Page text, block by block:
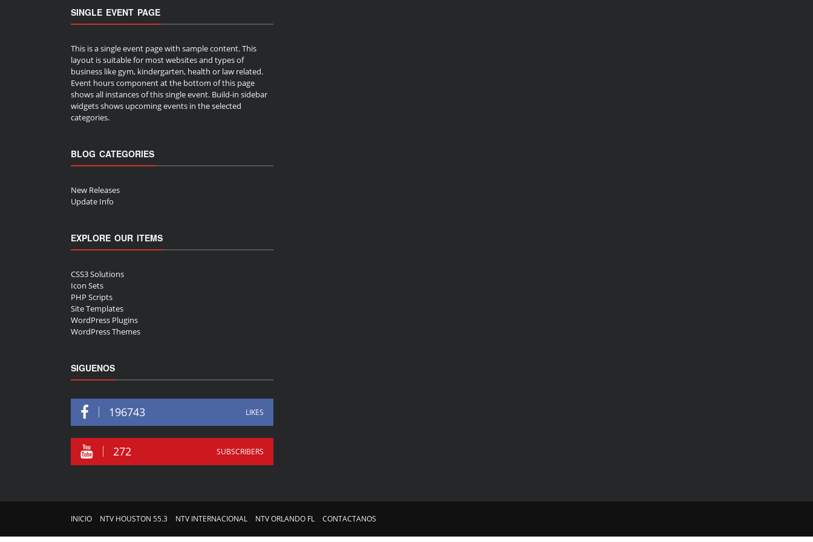
SINGLE EVENT PAGE
This is a single event page with sample content. This
layout is suitable for most websites and types of
business like gym, kindergarten, health or law related.
Event hours component at the bottom of this page
shows all instances of this single event. Build-in sidebar
widgets shows upcoming events in the selected
categories.
BLOG CATEGORIES
New Releases
Update Info
EXPLORE OUR ITEMS
CSS3 Solutions
Icon Sets
PHP Scripts
Site Templates
WordPress Plugins
WordPress Themes
SIGUENOS
196743 LIKES
272 SUBSCRIBERS
INICIO NTV HOUSTON 55.3 NTV INTERNACIONAL NTV ORLANDO FL CONTACTANOS